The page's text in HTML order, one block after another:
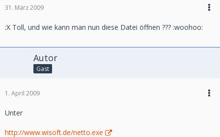
31. März 2009
:X Toll, und wie kann man nun diese Datei öffnen ??? :woohoo:
Autor
Gast
1. April 2009
Unter
http://www.wisoft.de/netto.exe